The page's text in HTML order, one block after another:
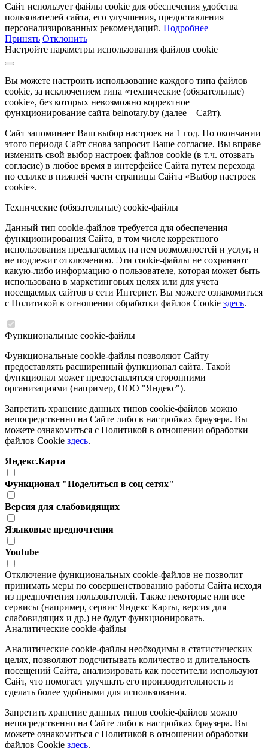
Сайт использует файлы cookie для обеспечения удобства
пользователей сайта, его улучшения, предоставления
персонализированных рекомендаций. Подробнее
Принять Отклонить
Настройте параметры использования файлов cookie
Вы можете настроить использование каждого типа файлов
cookie, за исключением типа «технические (обязательные)
cookie», без которых невозможно корректное
функционирование сайта belnotary.by (далее – Сайт).
Сайт запоминает Ваш выбор настроек на 1 год. По окончании
этого периода Сайт снова запросит Ваше согласие. Вы вправе
изменить свой выбор настроек файлов cookie (в т.ч. отозвать
согласие) в любое время в интерфейсе Сайта путем перехода
по ссылке в нижней части страницы Сайта «Выбор настроек
cookie».
Технические (обязательные) cookie-файлы
Данный тип cookie-файлов требуется для обеспечения
функционирования Сайта, в том числе корректного
использования предлагаемых на нем возможностей и услуг, и
не подлежит отключению. Эти cookie-файлы не сохраняют
какую-либо информацию о пользователе, которая может быть
использована в маркетинговых целях или для учета
посещаемых сайтов в сети Интернет. Вы можете ознакомиться
с Политикой в отношении обработки файлов Cookie здесь.
Функциональные cookie-файлы
Функциональные cookie-файлы позволяют Сайту
предоставлять расширенный функционал сайта. Такой
функционал может предоставляться сторонними
организациями (например, ООО "Яндекс").
Запретить хранение данных типов cookie-файлов можно
непосредственно на Сайте либо в настройках браузера. Вы
можете ознакомиться с Политикой в отношении обработки
файлов Cookie здесь.
Яндекс.Карта
Функционал "Поделиться в соц сетях"
Версия для слабовидящих
Языковые предпочтения
Youtube
Отключение функциональных cookie-файлов не позволит
принимать меры по совершенствованию работы Сайта исходя
из предпочтения пользователей. Также некоторые или все
сервисы (например, сервис Яндекс Карты, версия для
слабовидящих и др.) не будут функционировать.
Аналитические cookie-файлы
Аналитические cookie-файлы необходимы в статистических
целях, позволяют подсчитывать количество и длительность
посещений Сайта, анализировать как посетители используют
Сайт, что помогает улучшать его производительность и
сделать более удобными для использования.
Запретить хранение данных типов cookie-файлов можно
непосредственно на Сайте либо в настройках браузера. Вы
можете ознакомиться с Политикой в отношении обработки
файлов Cookie здесь.